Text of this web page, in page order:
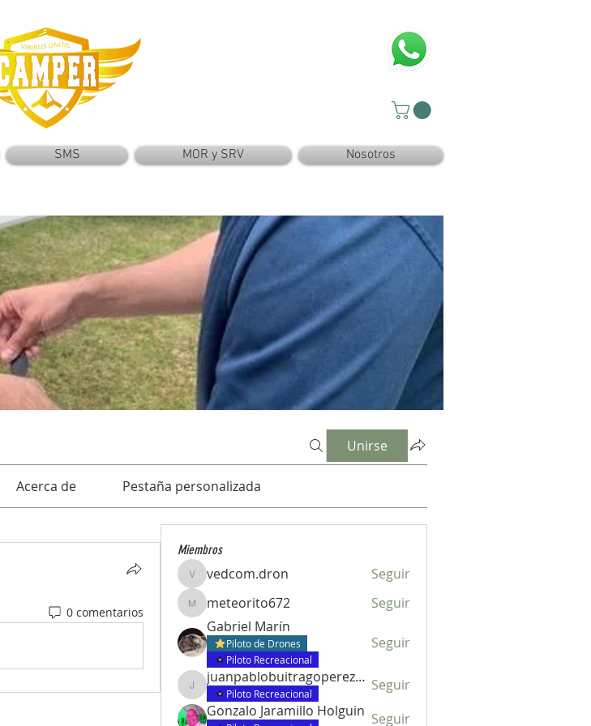
SMS MOR y SRV Nosotros
Unirse
Acerca de Pestaña personalizada
0 comentarios
Miembros
vedcom.dron
vedcom.dron Seguir
meteorito672
meteorito672
Seguir
Gabriel Marín
Piloto de Drones
Piloto Recreacional
Seguir
juanpablobuitragoperez672
juanpablobuitragoperez672
Piloto Recreacional
Seguir
Gonzalo Jaramillo Holguin Seguir